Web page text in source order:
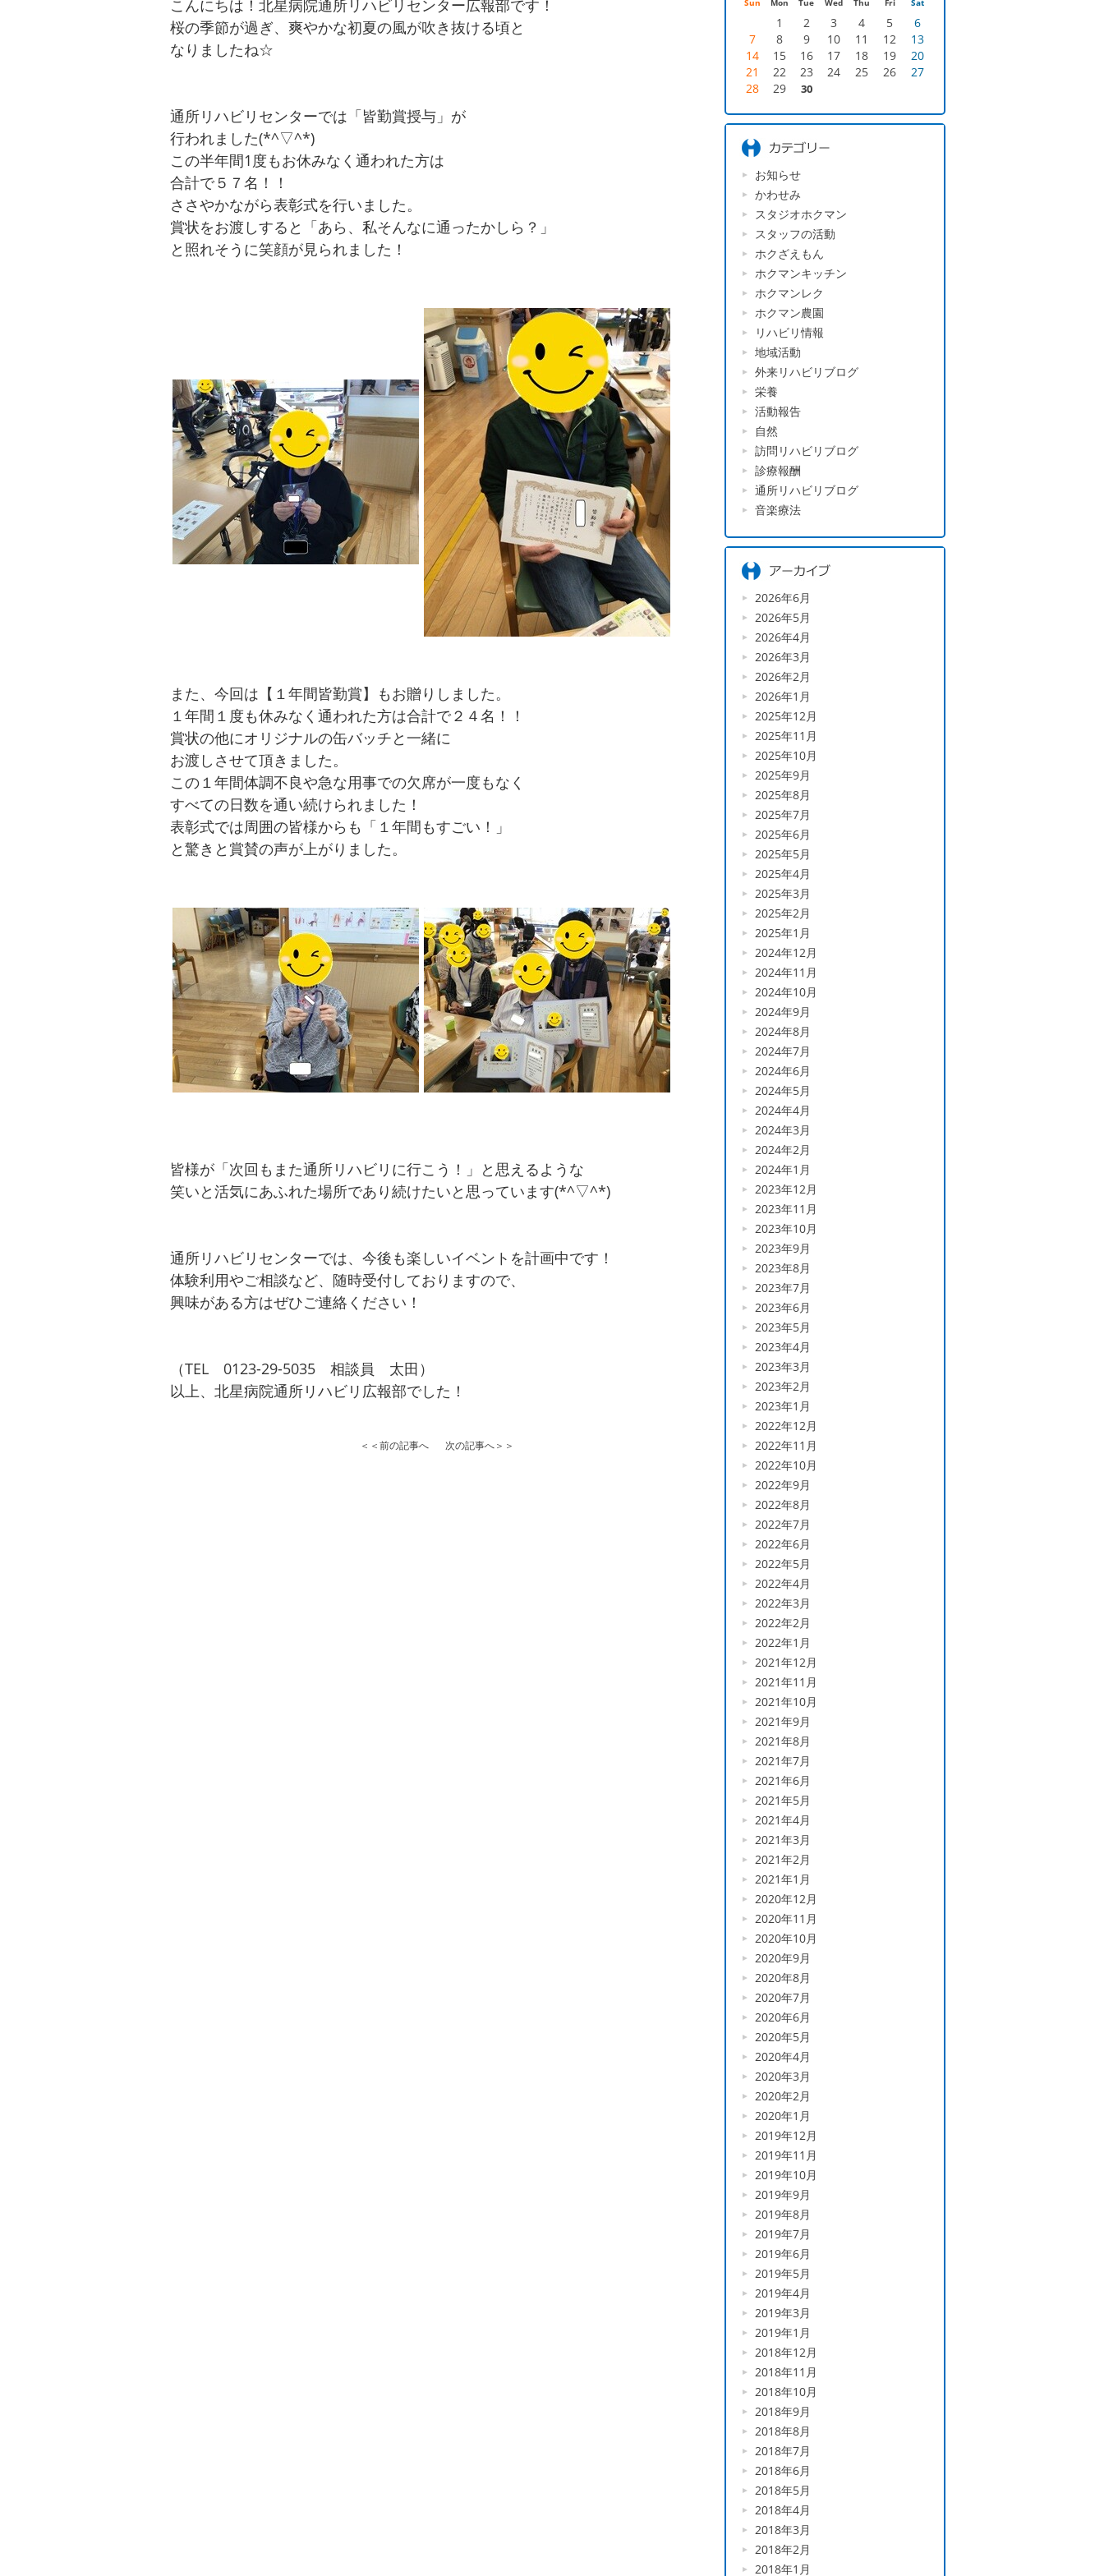
こんにちは！北星病院通所リハビリセンター広報部です！
桜の季節が過ぎ、爽やかな初夏の風が吹き抜ける頃と
なりましたね☆
通所リハビリセンターでは「皆勤賞授与」が
行われました(*^▽^*)
この半年間1度もお休みなく通われた方は
合計で５７名！！
ささやかながら表彰式を行いました。
賞状をお渡しすると「あら、私そんなに通ったかしら？」
と照れそうに笑顔が見られました！
また、今回は【１年間皆勤賞】もお贈りしました。
１年間１度も休みなく通われた方は合計で２４名！！
賞状の他にオリジナルの缶バッチと一緒に
お渡しさせて頂きました。
この１年間体調不良や急な用事での欠席が一度もなく
すべての日数を通い続けられました！
表彰式では周囲の皆様からも「１年間もすごい！」
と驚きと賞賛の声が上がりました。
皆様が「次回もまた通所リハビリに行こう！」と思えるような
笑いと活気にあふれた場所であり続けたいと思っています(*^▽^*)
通所リハビリセンターでは、今後も楽しいイベントを計画中です！
体験利用やご相談など、随時受付しておりますので、
興味がある方はぜひご連絡ください！
（TEL 0123-29-5035 相談員 太田）
以上、北星病院通所リハビリ広報部でした！
＜＜前の記事へ 次の記事へ＞＞
Sun Mon Tue Wed Thu Fri Sat
1 2 3 4 5
6
7
8 9 10 11 12
13
14
15 16 17 18 19
20
21
22 23 24 25 26
27
28
29 30
お知らせ
かわせみ
スタジオホクマン
スタッフの活動
ホクざえもん
ホクマンキッチン
ホクマンレク
ホクマン農園
リハビリ情報
地域活動
外来リハビリブログ
栄養
活動報告
自然
訪問リハビリブログ
診療報酬
通所リハビリブログ
音楽療法
2026年6月
2026年5月
2026年4月
2026年3月
2026年2月
2026年1月
2025年12月
2025年11月
2025年10月
2025年9月
2025年8月
2025年7月
2025年6月
2025年5月
2025年4月
2025年3月
2025年2月
2025年1月
2024年12月
2024年11月
2024年10月
2024年9月
2024年8月
2024年7月
2024年6月
2024年5月
2024年4月
2024年3月
2024年2月
2024年1月
2023年12月
2023年11月
2023年10月
2023年9月
2023年8月
2023年7月
2023年6月
2023年5月
2023年4月
2023年3月
2023年2月
2023年1月
2022年12月
2022年11月
2022年10月
2022年9月
2022年8月
2022年7月
2022年6月
2022年5月
2022年4月
2022年3月
2022年2月
2022年1月
2021年12月
2021年11月
2021年10月
2021年9月
2021年8月
2021年7月
2021年6月
2021年5月
2021年4月
2021年3月
2021年2月
2021年1月
2020年12月
2020年11月
2020年10月
2020年9月
2020年8月
2020年7月
2020年6月
2020年5月
2020年4月
2020年3月
2020年2月
2020年1月
2019年12月
2019年11月
2019年10月
2019年9月
2019年8月
2019年7月
2019年6月
2019年5月
2019年4月
2019年3月
2019年1月
2018年12月
2018年11月
2018年10月
2018年9月
2018年8月
2018年7月
2018年6月
2018年5月
2018年4月
2018年3月
2018年2月
2018年1月